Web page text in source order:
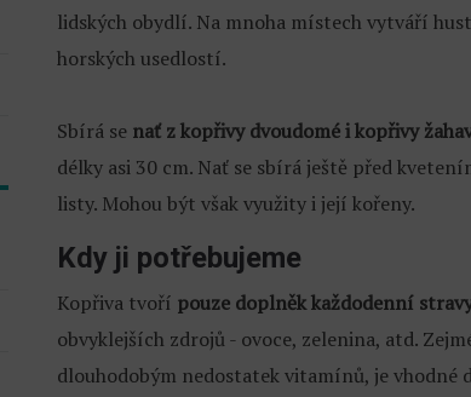
lidských obydlí. Na mnoha místech vytváří
horských usedlostí.
Sbírá se nať z kopřivy dvoudomé i kopřivy
délky asi 30 cm. Nať se sbírá ještě před
listy. Mohou být však využity i její kořeny.
Kdy ji potřebujeme
Kopřiva tvoří pouze doplněk každodenní
obvyklejších zdrojů - ovoce, zelenina, atd.
dlouhodobým nedostatek vitamínů, je